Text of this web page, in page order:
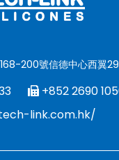
200號信德中心西翼
+852 2690
link.com.hk/